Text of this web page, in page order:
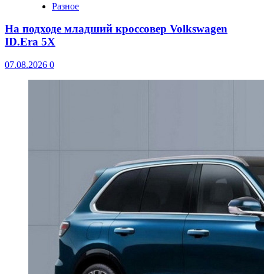
Разное
На подходе младший кроссовер Volkswagen
ID.Era 5X
07.08.2026 0